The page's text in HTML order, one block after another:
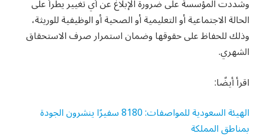
وشددت المؤسسة على ضرورة الإبلاغ عن أي تغيير يطرأ على
الحالة الاجتماعية أو التعليمية أو الصحية أو الوظيفية للوريثة،
وذلك للحفاظ على حقوقها وضمان استمرار صرف الاستحقاق
الشهري.
اقرأ أيضًا:
الهيئة السعودية للمواصفات: 8180 سفيرًا ينشرون الجودة
بمناطق المملكة